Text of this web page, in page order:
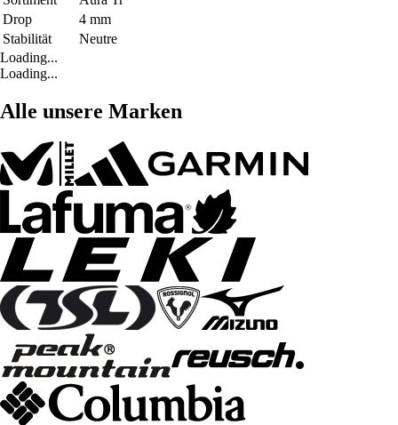
Drop
4 mm
Stabilität
Neutre
Loading...
Loading...
Alle unsere Marken